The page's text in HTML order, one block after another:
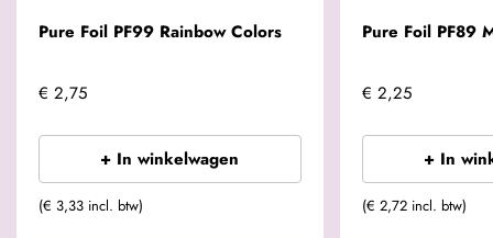
Pure Foil PF99 Rainbow Colors
€ 2,75
+ In winkelwagen
(€ 3,33 incl. btw)
Pure Foil PF89
€ 2,25
+ In
(€ 2,72 incl. btw)